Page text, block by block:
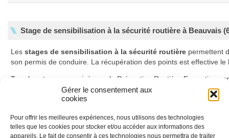
Gérer le consentement aux
cookies
Pour offrir les meilleures expériences, nous utilisons des technologies
telles que les cookies pour stocker et/ou accéder aux informations des
appareils. Le fait de consentir à ces technologies nous permettra de traiter
Stage de sensibilisation à la sécurité routière à Beauvais
Les stages de sensibilisation à la sécurité routière permettent
son permis de conduire. La récupération des points est effective
Tous les stages organisés par la Prévention Routière Formation
En savoir plus sur les stages de récupération de points
Déroulement des stages